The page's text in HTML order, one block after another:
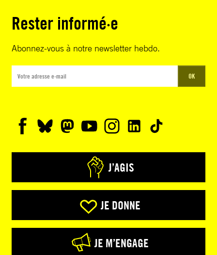
Rester informé·e
Abonnez-vous à notre newsletter hebdo.
OK
J’AGIS
JE DONNE
JE M’ENGAGE